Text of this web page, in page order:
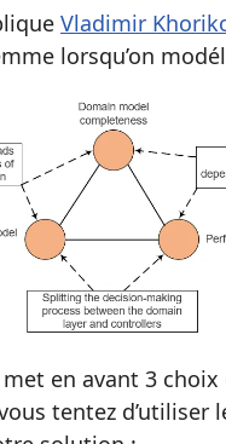
Vladimir
lorsqu’on
en avant 3 choix
tentez d’utiliser